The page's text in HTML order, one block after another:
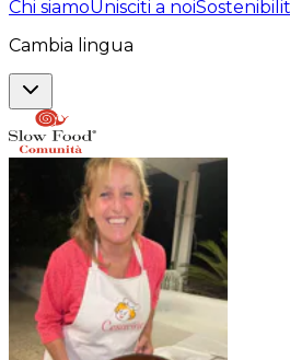
Chi siamoUnisciti a noi
Cambia lingua